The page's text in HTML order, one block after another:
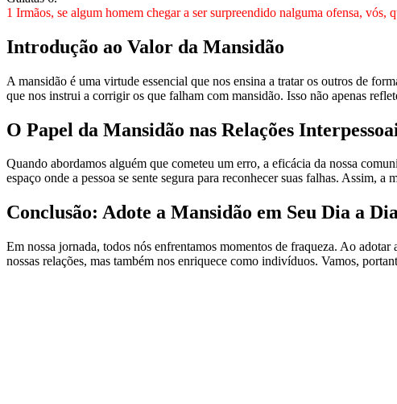
1 Irmãos, se algum homem chegar a ser surpreendido nalguma ofensa,
Introdução ao Valor da Mansidão
A mansidão é uma virtude essencial que nos ensina a tratar os outros de
que nos instrui a corrigir os que falham com mansidão. Isso não apenas
O Papel da Mansidão nas Relações
Quando abordamos alguém que cometeu um erro, a eficácia da nossa
espaço onde a pessoa se sente segura para reconhecer suas falhas. Assim,
Conclusão: Adote a Mansidão em Seu Dia a
Em nossa jornada, todos nós enfrentamos momentos de fraqueza. Ao
nossas relações, mas também nos enriquece como indivíduos. Vamos,